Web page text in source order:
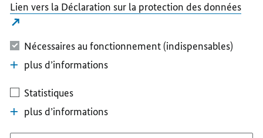
Lien vers la Déclaration sur la protection des données
Nécessaires au fonctionnement (indispensables)
plus d’informations
Statistiques
plus d’informations